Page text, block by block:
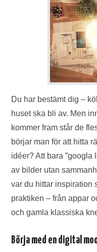
Du har bestämt dig –
huset ska bli av. Men
kommer fram står de
börjar man för att hitta
idéer? Att bara ”googla
av bilder utan
var du hittar inspiration
praktiken – från appar
och gamla klassiska
Börja med en digital